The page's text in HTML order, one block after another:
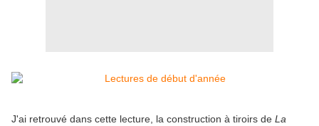
J'ai retrouvé dans cette lecture, la construction à tiroirs de La